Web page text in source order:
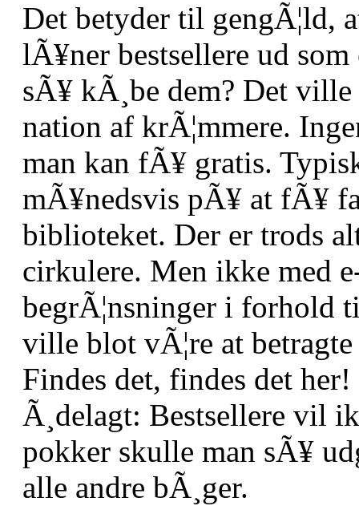
Det betyder til gengÃ¦ld,
lÃ¥ner bestsellere ud
sÃ¥ kÃ¸be dem? Det
nation af krÃ¦mmere.
man kan fÃ¥ gratis.
mÃ¥nedsvis pÃ¥ at fÃ¥
biblioteket. Der er trods
cirkulere. Men ikke med
begrÃ¦nsninger i forhold
ville blot vÃ¦re at
Findes det, findes det
Ã¸delagt: Bestsellere vil
pokker skulle man sÃ¥
alle andre bÃ¸ger.